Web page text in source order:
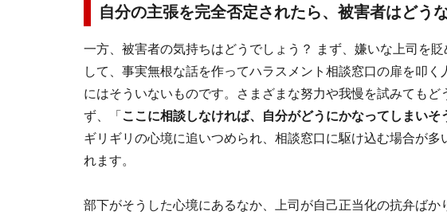
自分の主張を完全否定されたら、被害者はどう
一方、被害者の気持ちはどうでしょう？ まず、嫌いな上司を貶
して、事実無根な話を作ってハラスメント相談窓口の扉を叩く
にはそういないものです。さまざまな努力や我慢を試みてもど
ず、「 ここに相談しなければ、自分がどうにかなってしまいそ
ギリギリの心境に追いつめられ、相談窓口に駆け込む場合が多
れます。
部下がそうした心境にあるなか、上司が自己正当化の抗弁ば